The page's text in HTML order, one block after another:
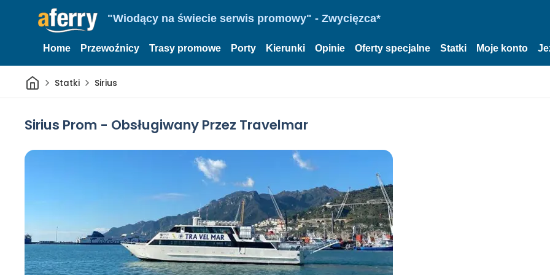
"Wiodący na świecie serwis promowy" - Zwycięzca*
Home Przewoźnicy Trasy promowe Porty Kierunki Opinie Oferty specjalne Statki Moje konto
DomStatki Sirius
Sirius Prom - Obsługiwany Przez Travelmar